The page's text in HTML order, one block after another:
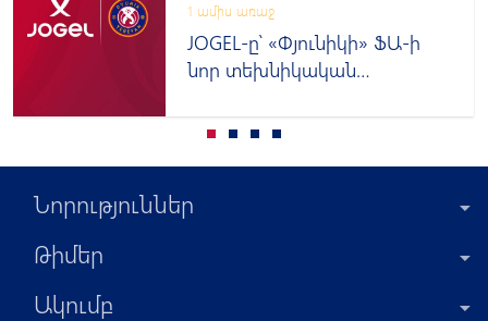
1 ամիս առաջ
JOGEL-ը՝ «Փյունիկի» ՖԱ-ի
նոր տեխնիկական
Նորություններ
Թիմեր
Ակումբ